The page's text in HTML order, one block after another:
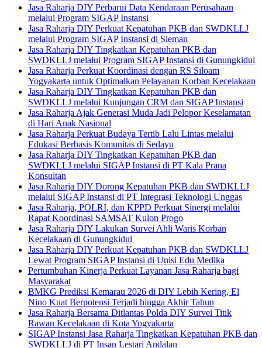
Jasa Raharja DIY Perbarui Data Kendaraan Perusahaan
melalui Program SIGAP Instansi
Jasa Raharja DIY Perkuat Kepatuhan PKB dan SWDKLLJ
melalui Program SIGAP Instansi di Sleman
Jasa Raharja DIY Tingkatkan Kepatuhan PKB dan
SWDKLLJ melalui Program SIGAP Instansi di Gunungkidul
Jasa Raharja Perkuat Koordinasi dengan RS Siloam
Yogyakarta untuk Optimalkan Pelayanan Korban Kecelakaan
Jasa Raharja DIY Tingkatkan Kepatuhan PKB dan
SWDKLLJ melalui Kunjungan CRM dan SIGAP Instansi
Jasa Raharja Ajak Generasi Muda Jadi Pelopor Keselamatan
di Hari Anak Nasional
Jasa Raharja Perkuat Budaya Tertib Lalu Lintas melalui
Edukasi Berbasis Komunitas di Sedayu
Jasa Raharja DIY Tingkatkan Kepatuhan PKB dan
SWDKLLJ melalui SIGAP Instansi di PT Kala Prana
Konsultan
Jasa Raharja DIY Dorong Kepatuhan PKB dan SWDKLLJ
melalui SIGAP Instansi di PT Integrasi Teknologi Unggas
Jasa Raharja, POLRI, dan KPPD Perkuat Sinergi melalui
Rapat Koordinasi SAMSAT Kulon Progo
Jasa Raharja DIY Lakukan Survei Ahli Waris Korban
Kecelakaan di Gunungkidul
Jasa Raharja DIY Perkuat Kepatuhan PKB dan SWDKLLJ
Lewat Program SIGAP Instansi di Unisi Edu Medika
Pertumbuhan Kinerja Perkuat Layanan Jasa Raharja bagi
Masyarakat
BMKG Prediksi Kemarau 2026 di DIY Lebih Kering, El
Nino Kuat Berpotensi Terjadi hingga Akhir Tahun
Jasa Raharja Bersama Ditlantas Polda DIY Survei Titik
Rawan Kecelakaan di Kota Yogyakarta
SIGAP Instansi Jasa Raharja Tingkatkan Kepatuhan PKB dan
SWDKLLJ di PT Insan Lestari Andalan